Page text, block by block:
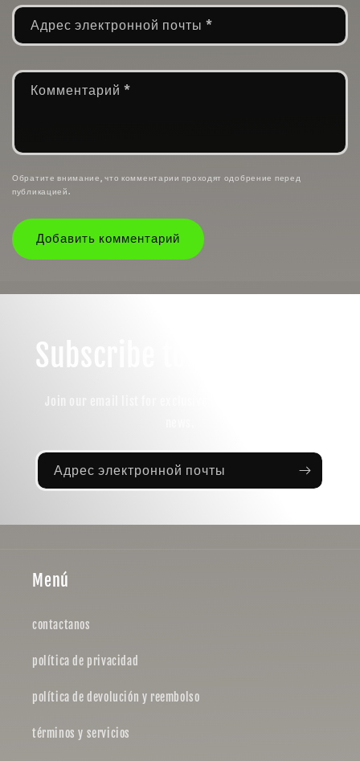
Адрес электронной почты *
Комментарий *
Обратите внимание, что комментарии проходят одобрение перед
публикацией.
Subscribe to our emails
Join our email list for exclusive offers and the latest
Адрес электронной почты
Menú
contactanos
política de privacidad
política de devolución y reembolso
términos y servicios